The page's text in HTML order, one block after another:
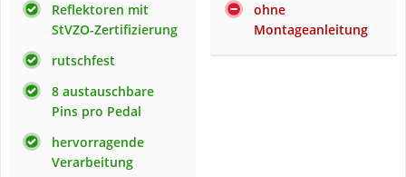
Reflektoren mit
StVZO-Zertifizierung
rutschfest
8 austauschbare
Pins pro Pedal
hervorragende
Verarbeitung
ohne
Montageanleitung